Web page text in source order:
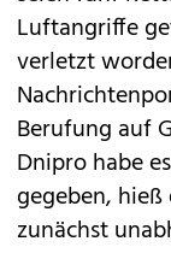
Luftangriffe
verletzt
Berufung auf
Dnipro habe
gegeben, hieß
zunächst